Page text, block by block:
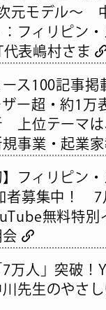
元モデル〜
フィリピン
代表嶋村さま
ース100記事掲
ー超・約1万
上位テーマは
規事業・起業
】フィリピン
者募集中！ 7
無料特別
会
万人」突破！
先生のやさ